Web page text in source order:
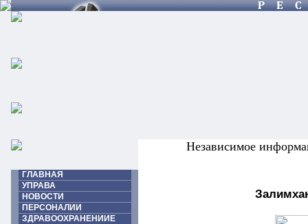
Независимое
ГЛАВНАЯ
УПРАВА
НОВОСТИ
ПЕРСОНАЛИИ
ЗДРАВООХРАНЕНИИЕ